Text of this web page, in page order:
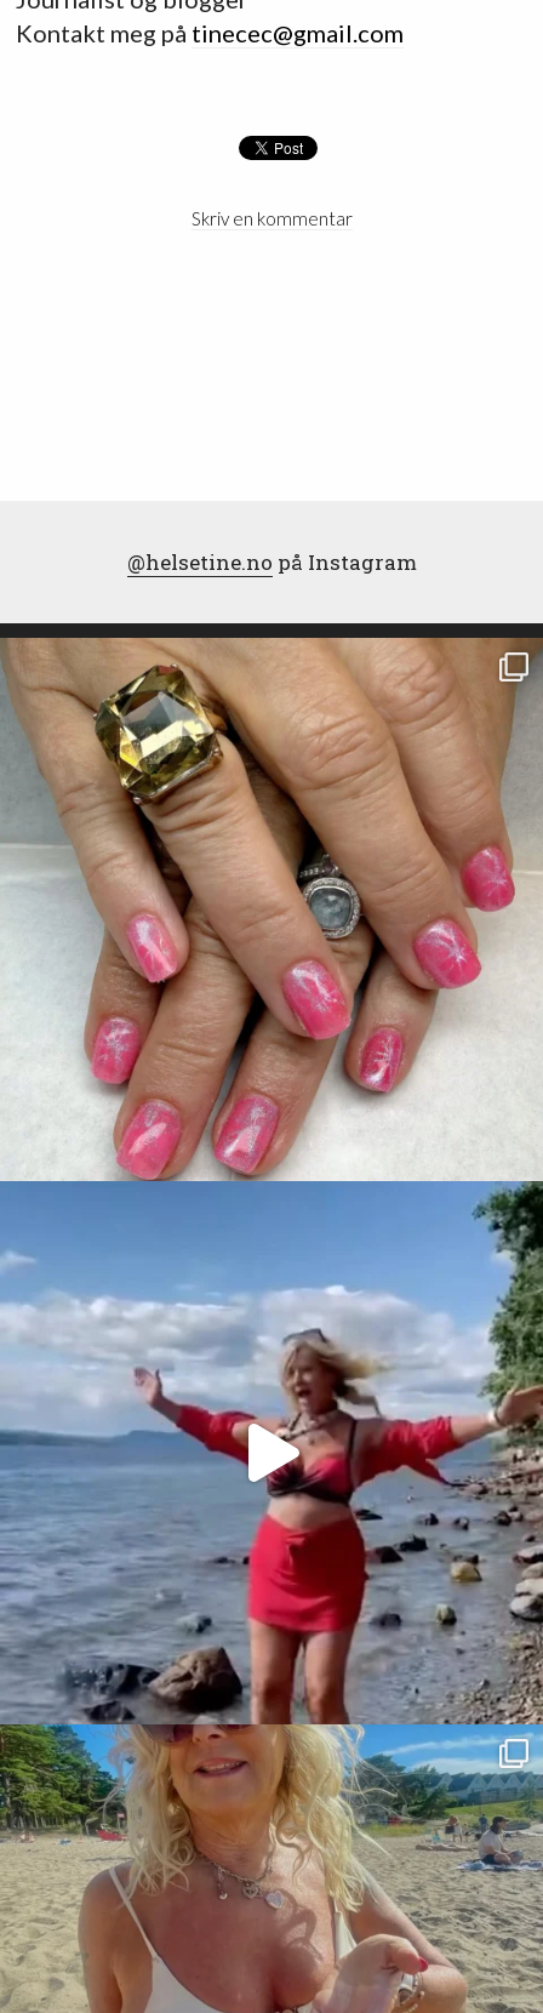
Kontakt meg på tinecec@gmail.com
Skriv en kommentar
@helsetine.no på Instagram